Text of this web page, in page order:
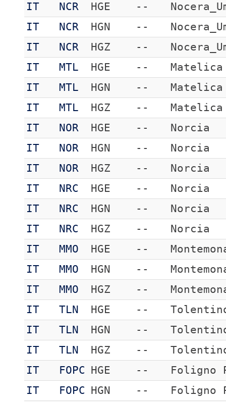
IT
NCR HGE --
IT
NCR HGN --
IT
NCR HGZ --
IT
MTL HGE --
Matelica
IT
MTL HGN --
Matelica
IT
MTL HGZ --
Matelica
IT
NOR HGE --
Norcia
IT
NOR HGN --
Norcia
IT
NOR HGZ --
Norcia
IT
NRC HGE --
Norcia
IT
NRC HGN --
Norcia
IT
NRC HGZ --
Norcia
IT
MMO HGE --
IT
MMO HGN --
IT
MMO HGZ --
IT
TLN HGE --
IT
TLN HGN --
IT
TLN HGZ --
IT
FOPC HGE --
Foligno
IT
FOPC HGN --
Foligno